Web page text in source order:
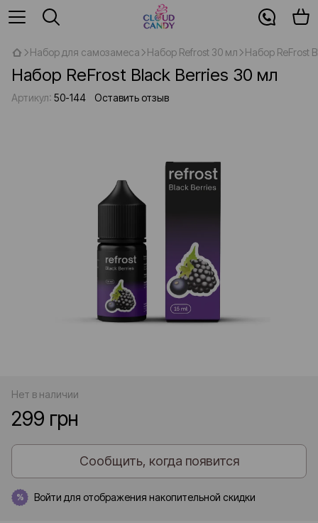
Набор для самозамеса Набор Refrost 30 мл Набор ReFrost
Набор ReFrost Black Berries 30 мл
Артикул: 50-144 Оставить отзыв
Нет в наличии
299 грн
Сообщить, когда появится
% Войти для отображения накопительной скидки